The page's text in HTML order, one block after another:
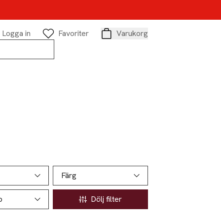
Logga in
Favoriter
Varukorg
Färg
Dölj filter